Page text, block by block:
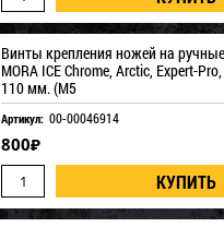
Винты крепления ножей на
MORA ICE Chrome, Arctic, Expert-
110 мм. (M5
Артикул: 00-00046914
800₽